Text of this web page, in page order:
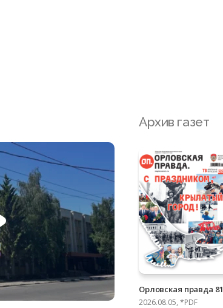
Архив газет
Орловская правда 81
2026.08.05, *PDF